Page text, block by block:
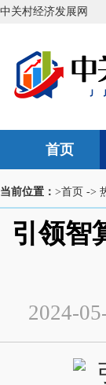
中关村经济发展网
首页
当前位置： >首页 ->
引领智
2024-